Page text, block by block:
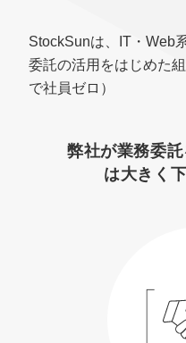
StockSunは、IT・Web
委託の活用をはじめた組
で社員ゼロ）
弊社が業務委
は大きく